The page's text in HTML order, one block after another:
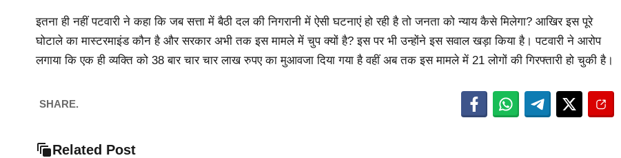
इतना ही नहीं पटवारी ने कहा कि जब सत्ता में बैठी दल की निगरानी में ऐसी घटनाएं हो रही है तो जनता को न्याय कैसे मिलेगा? आखिर इस पूरे
घोटाले का मास्टरमाइंड कौन है और सरकार अभी तक इस मामले में चुप क्यों है? इस पर भी उन्होंने इस सवाल खड़ा किया है। पटवारी ने आरोप
लगाया कि एक ही व्यक्ति को 38 बार चार चार लाख रुपए का मुआवजा दिया गया है वहीं अब तक इस मामले में 21 लोगों की गिरफ्तारी हो चुकी है।
SHARE.
Related Post